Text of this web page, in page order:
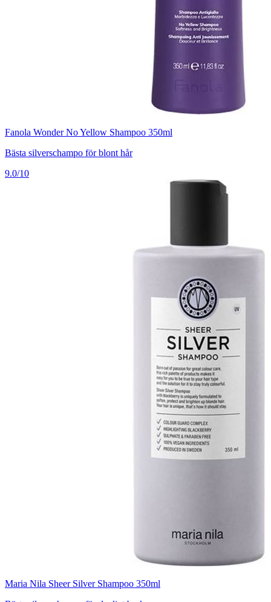
Fanola Wonder No Yellow Shampoo 350ml
Bästa silverschampo för blont hår
9.0/10
Maria Nila Sheer Silver Shampoo 350ml